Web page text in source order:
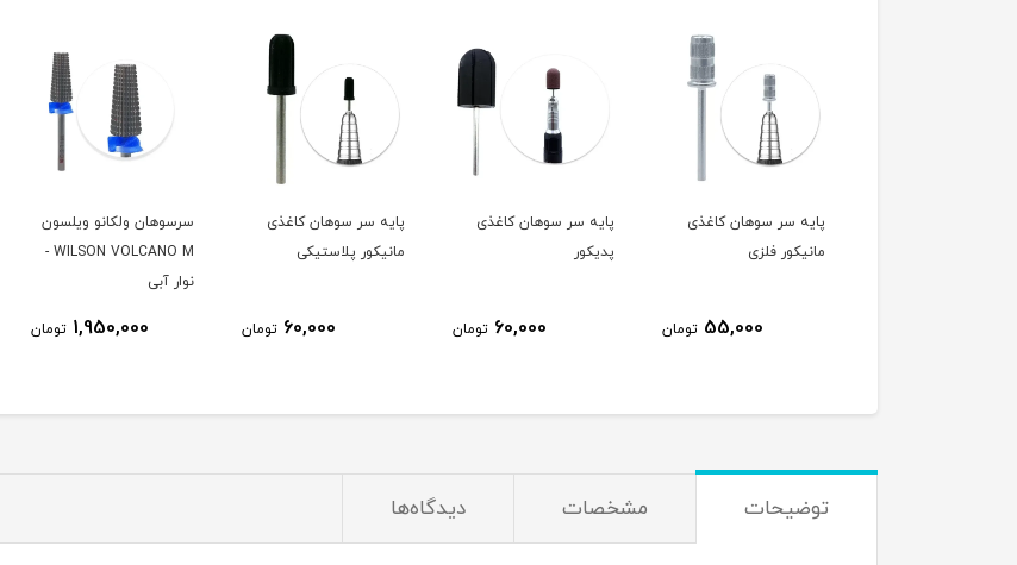
پایه سر سوهان کاغذی
مانیکور فلزی
55,000 تومان
پایه سر سوهان کاغذی
پدیکور
60,000 تومان
پایه سر سوهان کاغذی
مانیکور پلاستیکی
60,000 تومان
سرسوهان ولکانو ویلسون
WILSON VOLCANO M -
نوار آبی
1,950,000 تومان
توضیحات مشخصات دیدگاه‌ها